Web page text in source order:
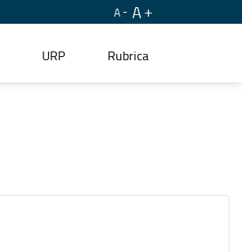
A A
URP Rubrica